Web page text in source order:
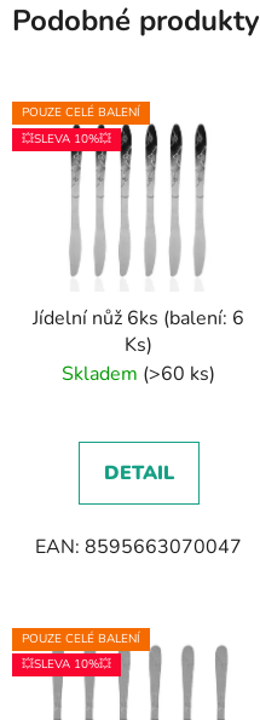
Podobné produkty
POUZE CELÉ BALENÍ
💥SLEVA 10%💥
Jídelní nůž 6ks (balení: 6
Ks)
Skladem (>60 ks)
DETAIL
EAN: 8595663070047
POUZE CELÉ BALENÍ
💥SLEVA 10%💥